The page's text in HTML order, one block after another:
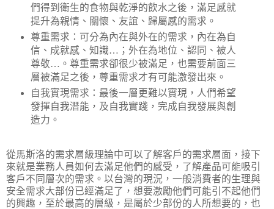
們得到衛生的食物與乾淨的飲水之後，滿足感就
提升為親情、關懷、友誼、歸屬感的需求。
尊重需求：可分為內在與外在的需求，內在為自
信、成就感、知識… ；外在為地位、認同、被人
尊敬… 。尊重需求卻很少被滿足，也需要前面三
層被滿足之後，尊重需求才有可能激發出來。
自我實現需求：最後一層更難以實現，人們希望
發揮自我潛能，及自我實踐，完成自我發展與創
造力。
從馬斯洛的需求層級理論中可以了解客戶的需求層面，接下
來就是業務人員如何去滿足他們的感受，了解產品可能吸引
客戶不同層次的需求。以台灣的現況，一般消費者的生理與
安全需求大部份已經滿足了，想要激勵他們可能引不起他們
的興趣，至於最高的層級，是屬於少部份的人所想要的，也